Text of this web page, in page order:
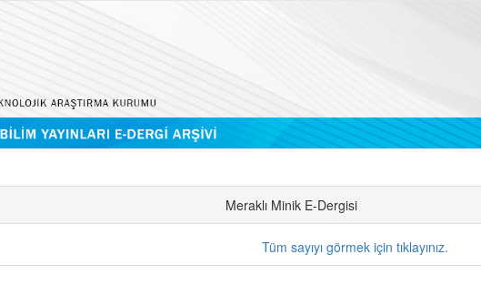
Meraklı Minik E-Dergisi
Tüm sayıyı görmek için tıklayınız.